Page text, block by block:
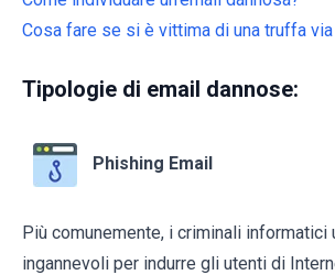
Cosa fare se si è vittima di una truffa
Tipologie di email dannose:
Phishing Email
Più comunemente, i criminali
ingannevoli per indurre gli utenti di